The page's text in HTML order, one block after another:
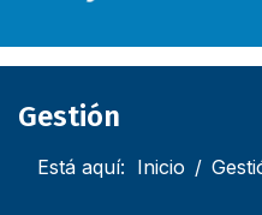
Gestión
Está aquí: Inicio